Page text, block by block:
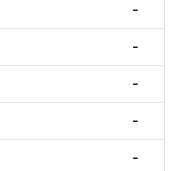
-
-
-
-
-